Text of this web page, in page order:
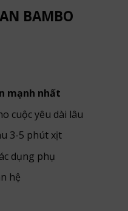
BAMBO
mạnh nhất
cuộc yêu dài lâu
3-5 phút xịt
dụng phụ
hệ
SPRAY số lượng